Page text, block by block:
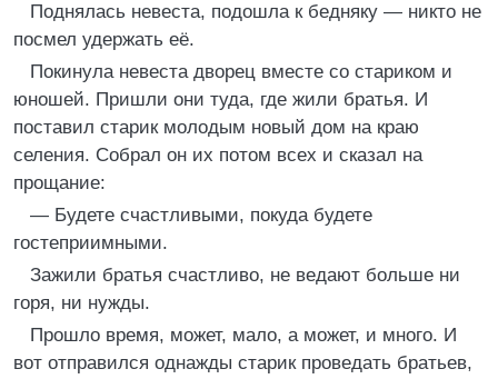
Поднялась невеста, подошла к бедняку — никто не
посмел удержать её.
Покинула невеста дворец вместе со стариком и
юношей. Пришли они туда, где жили братья. И
поставил старик молодым новый дом на краю
селения. Собрал он их потом всех и сказал на
прощание:
— Будете счастливыми, покуда будете
гостеприимными.
Зажили братья счастливо, не ведают больше ни
горя, ни нужды.
Прошло время, может, мало, а может, и много. И
вот отправился однажды старик проведать братьев,